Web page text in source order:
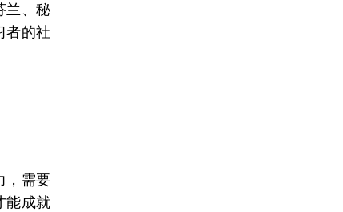
兰、秘
者的社
，需要
能成就